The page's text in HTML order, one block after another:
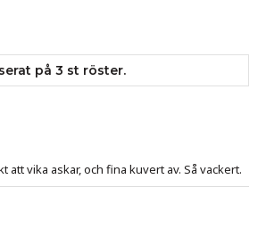
på 3 st röster.
att vika askar, och fina kuvert av. Så vackert.